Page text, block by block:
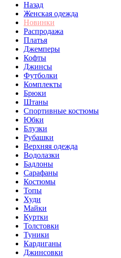
Назад
Женская одежда
Новинки
Распродажа
Платья
Джемперы
Кофты
Джинсы
Футболки
Комплекты
Брюки
Штаны
Спортивные костюмы
Юбки
Блузки
Рубашки
Верхняя одежда
Водолазки
Бадлоны
Сарафаны
Костюмы
Топы
Худи
Майки
Куртки
Толстовки
Туники
Кардиганы
Джинсовки